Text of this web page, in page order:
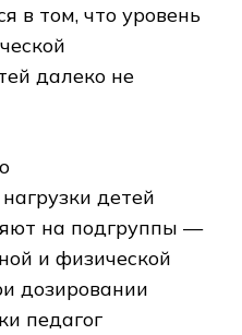
в том, что уровень
далеко не
детей
на подгруппы —
и физической
дозировании
педагог